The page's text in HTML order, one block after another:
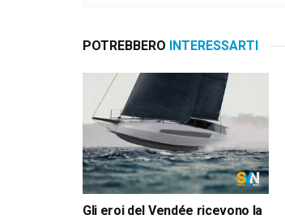
POTREBBERO INTERESSARTI
Gli eroi del Vendée ricevono la